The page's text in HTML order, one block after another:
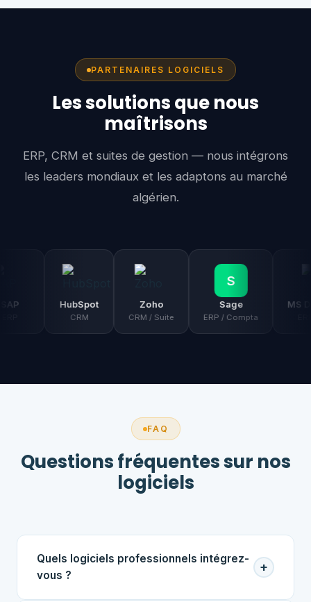
PARTENAIRES LOGICIELS
Les solutions que nous
maîtrisons
ERP, CRM et suites de gestion — nous intégrons
les leaders mondiaux et les adaptons au marché
algérien.
HubSpot Zoho
CRM / Suite
Sage
ERP / Compta
MS
FAQ
Questions fréquentes sur nos
logiciels
Quels logiciels professionnels intégrez-
vous ?
+